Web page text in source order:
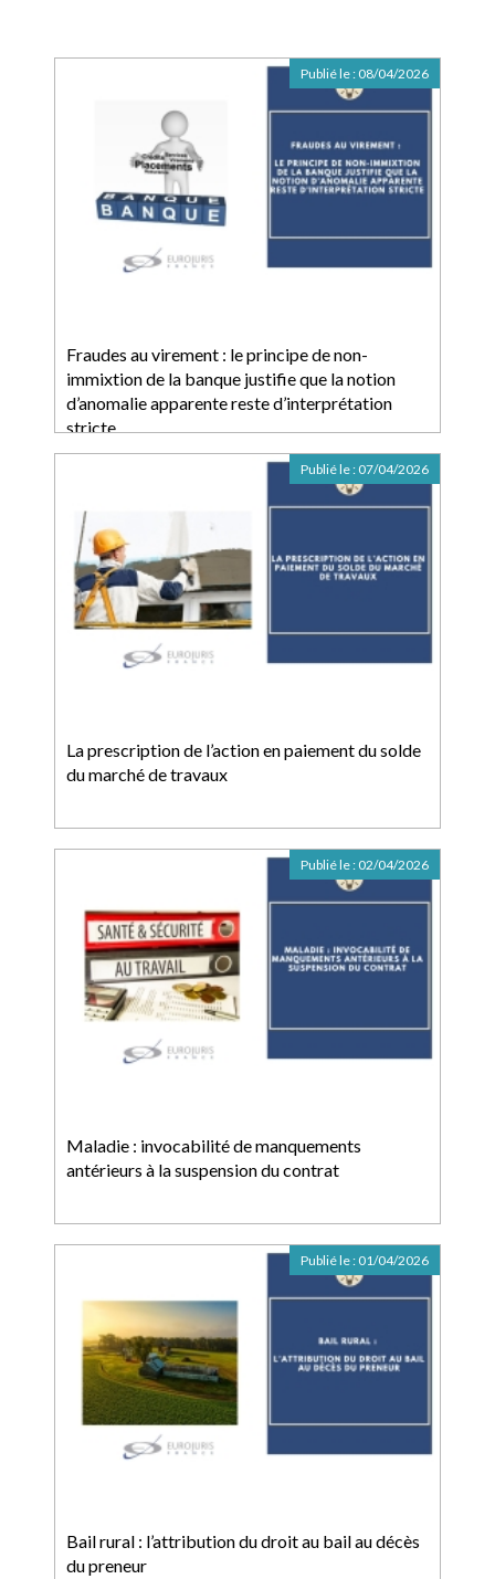
Fraudes au virement : le principe de non-
immixtion de la banque justifie que la notion
d’anomalie apparente reste d’interprétation
stricte
Publié le : 08/04/2026
La prescription de l’action en paiement du solde
du marché de travaux
Publié le : 07/04/2026
Maladie : invocabilité de manquements
antérieurs à la suspension du contrat
Publié le : 02/04/2026
Bail rural : l’attribution du droit au bail au décès
du preneur
Publié le : 01/04/2026